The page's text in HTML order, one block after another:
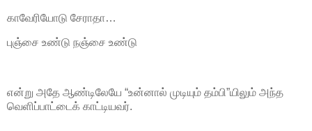
காவேரியோடு சேராதா…
புஞ்சை உண்டு நஞ்சை உண்டு
என்று அதே ஆண்டிலேயே “உன்னால் முடியும் தம்பி”யிலும் அந்த
வெளிப்பாட்டைக் காட்டியவர்.